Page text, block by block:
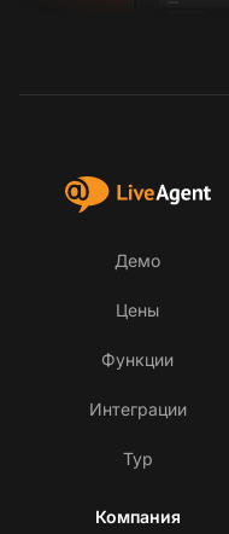
Демо
Цены
Функции
Интеграции
Тур
Компания